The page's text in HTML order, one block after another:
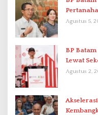
Agustus 5,
BP
Lewat
Agustus 2,